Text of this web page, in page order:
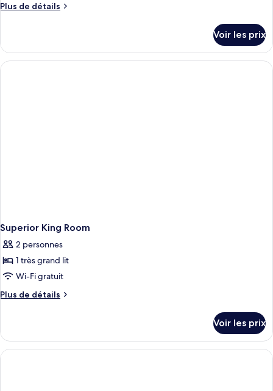
Plus de détails
Plus
le
type
de
Voir les prix
Superior King Room
2 personnes
1 très grand lit
Wi-Fi gratuit
Plus de détails
Plus
le
type
de
Voir les prix